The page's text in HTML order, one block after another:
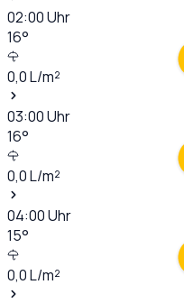
02:00Uhr
16°
0,0L/m²
03:00Uhr
16°
0,0L/m²
04:00Uhr
15°
0,0L/m²